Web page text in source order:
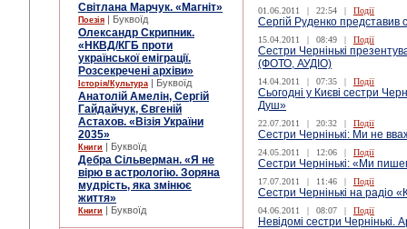
Світлана Марчук. «Магніт»
Поезія | Буквоїд
Олександр Скрипник.
«НКВД/КГБ проти
української еміграції.
Розсекречені архіви»
Історія/Культура | Буквоїд
Анатолій Амелін, Сергій
Гайдайчук, Євгеній
Астахов. «Візія України
2035»
Книги | Буквоїд
Дебра Сільверман. «Я не
вірю в астрологію. Зоряна
мудрість, яка змінює
життя»
Книги | Буквоїд
01.06.2011 | 22:54 | Події
Сергій Руденко представив
15.04.2011 | 08:49 | Події
Сестри Чернінькі
(ФОТО, АУДІО)
14.04.2011 | 07:35 | Події
Сьогодні у Києві сестри
Душ»
22.07.2011 | 20:32 | Події
Сестри Чернінькі: Ми не
24.05.2011 | 12:06 | Події
Сестри Чернінькі: «Ми
17.07.2011 | 11:46 | Події
Сестри Чернінькі на радіо
04.06.2011 | 08:07 | Події
Невідомі сестри Чернінькі.